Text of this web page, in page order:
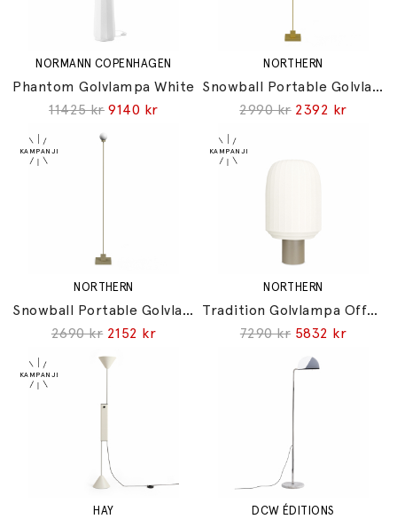
NORMANN COPENHAGEN
Phantom Golvlampa White
11425 kr 9140 kr
NORTHERN
Snowball Portable Golvlampa Brushed Brass
2990 kr 2392 kr
NORTHERN
Snowball Portable Golvlampa Grey Beige
2690 kr 2152 kr
NORTHERN
Tradition Golvlampa Off-White/Grey Beige
7290 kr 5832 kr
HAY DCW ÉDITIONS